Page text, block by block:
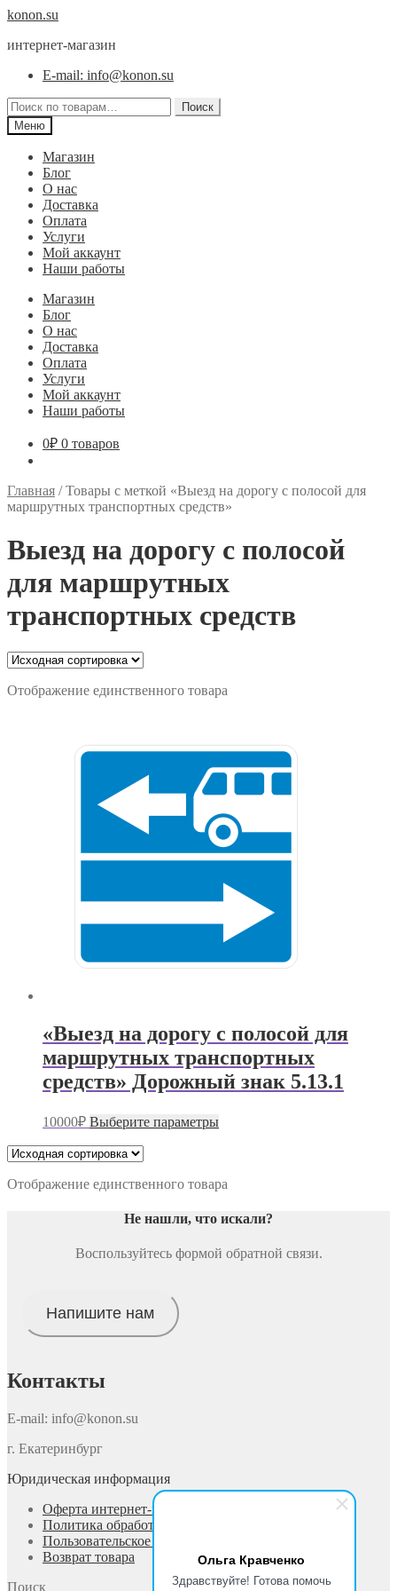
Ольга Кравченко
Здравствуйте! Готова помочь
Перейти
навигации
Перейти
содержимому
konon.su
интернет-магазин
E-mail: info@konon.su
Искать:
Поиск
Меню
Магазин
Блог
О нас
Доставка
Оплата
Услуги
Мой аккаунт
Наши работы
Магазин
Блог
О нас
Доставка
Оплата
Услуги
Мой аккаунт
Наши работы
0₽ 0 товаров
Главная /Товары с меткой «Выезд на дорогу с полосой для
маршрутных транспортных средств»
Выезд на дорогу с полосой
для маршрутных
транспортных средств
Отображение единственного товара
«Выезд на дорогу с полосой для
маршрутных транспортных
средств» Дорожный знак 5.13.1
10000₽ Выберите параметрыЭтот
вариаций.
можно
на
странице
Отображение единственного товара
Не нашли, что искали?
Воспользуйтесь формой обратной связи.
Напишите нам
Контакты
E-mail: info@konon.su
г. Екатеринбург
Юридическая информация
Оферта интернет-магазина
Политика обработки персональных данных
Пользовательское соглашение
Возврат товара
Поиск